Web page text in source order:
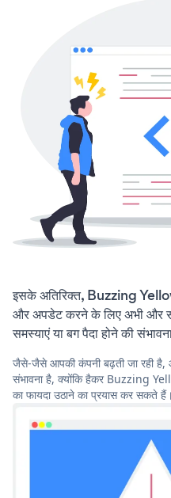
इसके अतिरिक्त, Buzzing
और अपडेट करने के लिए अभी और
समस्याएं या बग पैदा होने की
जैसे-जैसे आपकी कंपनी बढ़ती जा रही है,
संभावना है, क्योंकि हैकर Buzzing
का फायदा उठाने का प्रयास कर सकते हैं।